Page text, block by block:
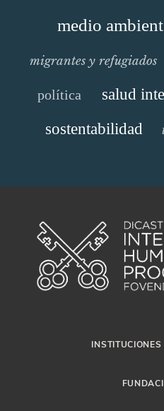
medio
migrantes y refugiados
política salud
sostentabilidad